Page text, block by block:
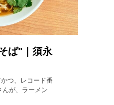
ば"｜須永
つ、レコード番
んが、ラーメン